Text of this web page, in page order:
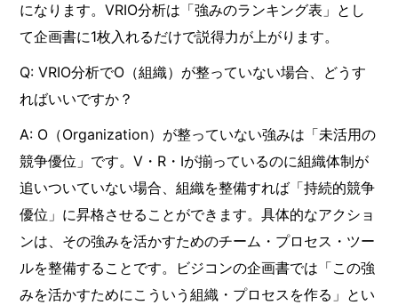
になります。VRIO分析は「強みのランキング表」とし
て企画書に1枚入れるだけで説得力が上がります。
Q: VRIO分析でO（組織）が整っていない場合、どうす
ればいいですか？
A: O（Organization）が整っていない強みは「未活用の
競争優位」です。V・R・Iが揃っているのに組織体制が
追いついていない場合、組織を整備すれば「持続的競争
優位」に昇格させることができます。具体的なアクショ
ンは、その強みを活かすためのチーム・プロセス・ツー
ルを整備することです。ビジコンの企画書では「この強
みを活かすためにこういう組織・プロセスを作る」とい